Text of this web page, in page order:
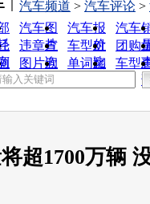
汽车图
片
汽车报
价
汽车
违章查
询
车型对
比
团购
图片欣
赏
单词翻
车型
汽车频道 > 汽车评论 >
超1700万辆